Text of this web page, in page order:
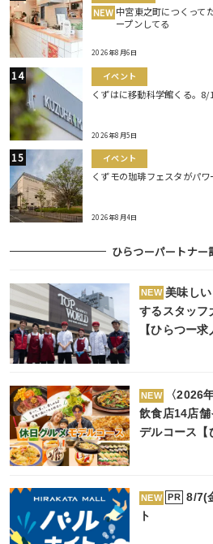
NEW 中宮東之町につくって
ープンしてる
2026年8月6日
イベント
くずはに移動科学館くる。8/
2026年8月5日
イベント
くずモの珈琲フェスタがパ
2026年8月4日
ひらつーパートナー
NEW 美味し
するスタッ
【ひらつー求
NEW
〈2026
飲食店14店
デルコース【
NEW PR
8/7(
ト